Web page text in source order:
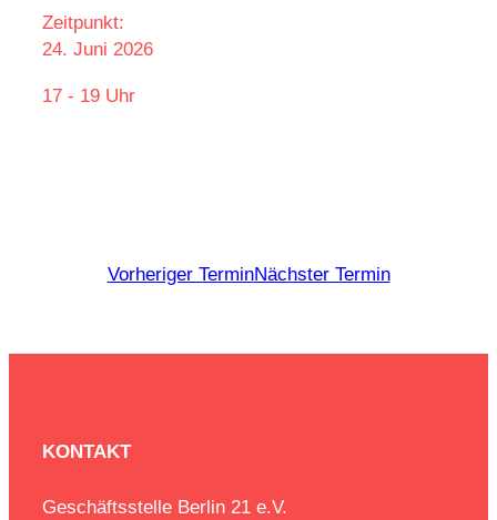
Zeitpunkt:
24. Juni 2026
17 - 19 Uhr
Vorheriger TerminNächster Termin
KONTAKT
Geschäftsstelle Berlin 21 e.V.